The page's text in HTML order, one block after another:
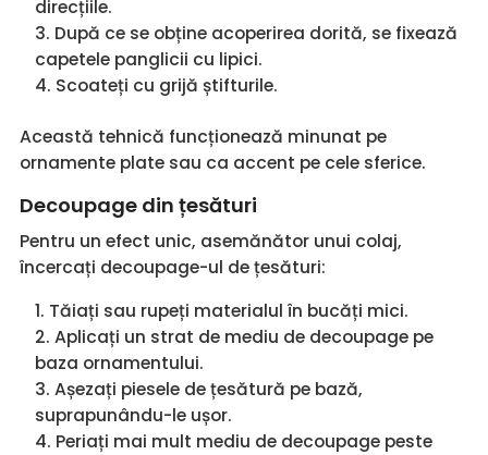
direcțiile.
După ce se obține acoperirea dorită, se fixează
capetele panglicii cu lipici.
Scoateți cu grijă știfturile.
Această tehnică funcționează minunat pe
ornamente plate sau ca accent pe cele sferice.
Decoupage din țesături
Pentru un efect unic, asemănător unui colaj,
încercați decoupage-ul de țesături:
Tăiați sau rupeți materialul în bucăți mici.
Aplicați un strat de mediu de decoupage pe
baza ornamentului.
Așezați piesele de țesătură pe bază,
suprapunându-le ușor.
Periați mai mult mediu de decoupage peste